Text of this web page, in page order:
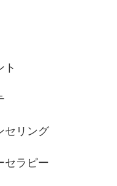
ト
セリング
セラピー